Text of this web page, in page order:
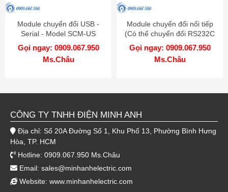
Module chuyển đổi USB -
Serial - Model SCM-US
Gọi ngay: 0909.067.950
Ms.Châu
Module chuyển đổi nối tiếp
(Có thể chuyển đổi RS232C
đến RS485) - Model SCM-38I
Gọi ngay: 0909.067.950
Ms.Châu
CÔNG TY TNHH ĐIỆN MINH ANH
Địa chỉ: Số 20A Đường Số 1, Khu Phố 13, Phường Bình Hưng
Hòa, TP. HCM
Hotline: 0909.067.950 Ms.Châu
Email: sales@minhanhelectric.com
Website: www.minhanhelectric.com